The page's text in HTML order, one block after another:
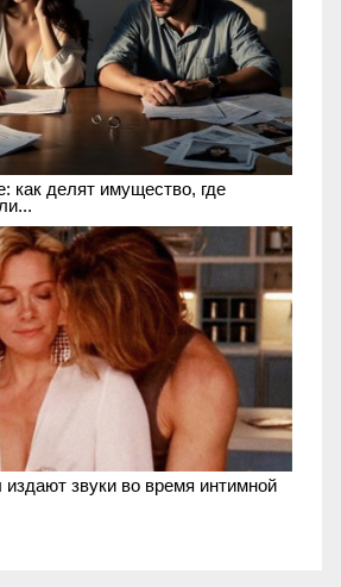
как делят имущество, где
звуки во время интимной